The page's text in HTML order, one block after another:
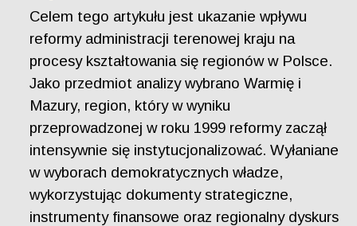
Celem tego artykułu jest ukazanie wpływu
reformy administracji terenowej kraju na
procesy kształtowania się regionów w Polsce.
Jako przedmiot analizy wybrano Warmię i
Mazury, region, który w wyniku
przeprowadzonej w roku 1999 reformy zaczął
intensywnie się instytucjonalizować. Wyłaniane
w wyborach demokratycznych władze,
wykorzystując dokumenty strategiczne,
instrumenty finansowe oraz regionalny dyskurs